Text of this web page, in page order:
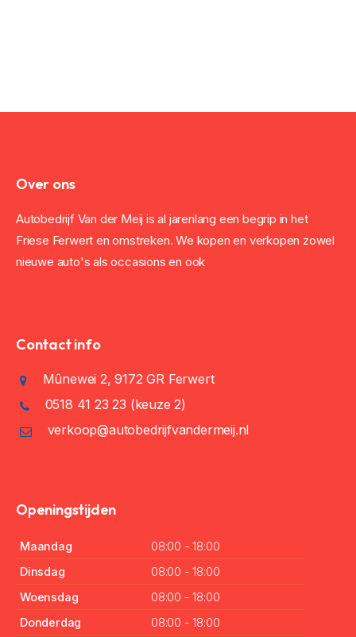
Over ons
Autobedrijf Van der Meij is al jarenlang een begrip in het
Friese Ferwert en omstreken. We kopen en verkopen zowel
nieuwe auto's als occasions en ook
Contact info
Mûnewei 2, 9172 GR Ferwert
0518 41 23 23 (keuze 2)
verkoop@autobedrijfvandermeij.nl
Openingstijden
Maandag
08:00 - 18:00
Dinsdag
08:00 - 18:00
Woensdag
08:00 - 18:00
Donderdag
08:00 - 18:00